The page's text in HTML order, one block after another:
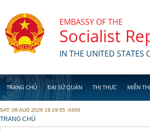
EMBASSY OF THE
Socialist
IN THE UNITED STATES
TRANG CHỦ ĐẠI SỨ QUÁN THỊ THỰC MIỄN
SAT, 08 AUG 2026 19:29:55 -0400
YOU ARE HERE
TRANG CHỦ